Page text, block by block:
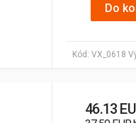
Kód: VX_0618
Do
46.13